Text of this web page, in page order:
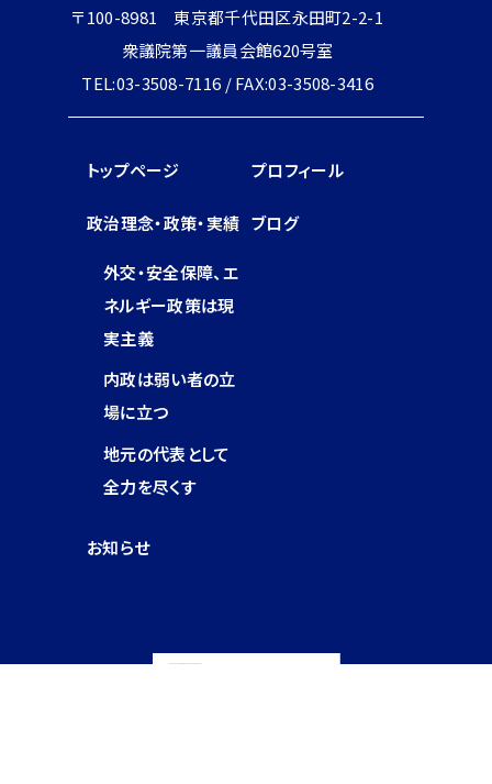
〒100-8981 東京都千代田区永田町2-2-1
衆議院第一議員会館620号室
TEL:03-3508-7116 / FAX:03-3508-3416
トップページ プロフィール
政治理念・政策・実績
外交・安全保障、エ
ネルギー政策は現
実主義
内政は弱い者の立
場に立つ
地元の代表として
全力を尽くす
ブログ
お知らせ